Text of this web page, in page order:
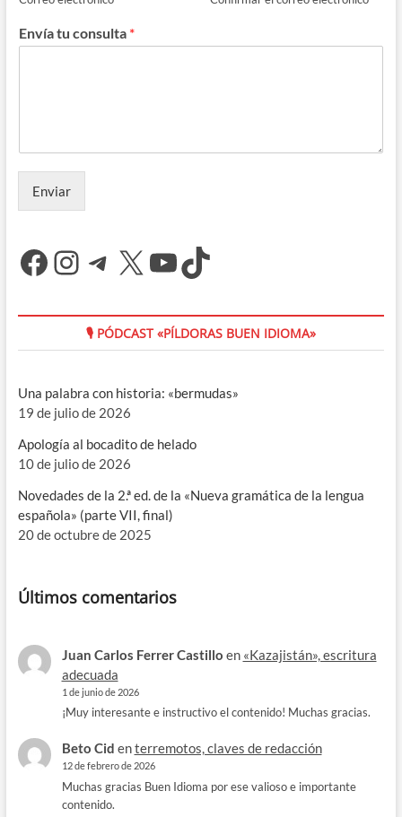
Envía tu consulta *
Enviar
Facebook
Instagram
Telegram
X YouTube
TikTok
🎙 PÓDCAST «PÍLDORAS BUEN IDIOMA»
Una palabra con historia: «bermudas»
19 de julio de 2026
Apología al bocadito de helado
10 de julio de 2026
Novedades de la 2.ª ed. de la «Nueva gramática de la lengua
española» (parte VII, final)
20 de octubre de 2025
Últimos comentarios
Juan Carlos Ferrer Castillo en «Kazajistán», escritura
adecuada
1 de junio de 2026
¡Muy interesante e instructivo el contenido! Muchas gracias.
Beto Cid enterremotos, claves de redacción
12 de febrero de 2026
Muchas gracias Buen Idioma por ese valioso e importante
contenido.